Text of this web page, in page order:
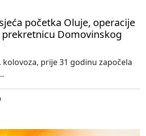
početka Oluje, operacije
prekretnicu Domovinskog
kolovoza, prije 31 godinu započela